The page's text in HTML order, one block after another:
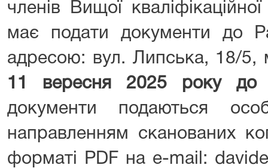
членів Вищої
має подати документи до
адресою: вул. Липська, 18/5,
11 вересня 2025 року
документи подаються
направленням сканованих
форматі PDF на e-mail: